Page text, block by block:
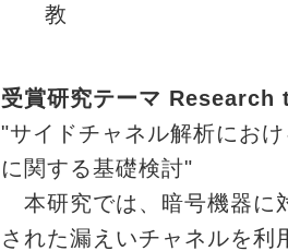
教
受賞研究テーマ Research
"サイドチャネル解析にお
に関する基礎検討"
本研究では、暗号機器に
された漏えいチャネルを利